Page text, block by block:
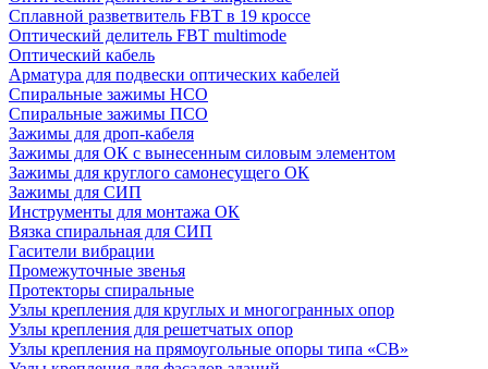
Сплавной разветвитель FBT в 19 кроссе
Оптический делитель FBT multimode
Оптический кабель
Арматура для подвески оптических кабелей
Спиральные зажимы НСО
Спиральные зажимы ПСО
Зажимы для дроп-кабеля
Зажимы для ОК с вынесенным силовым элементом
Зажимы для круглого самонесущего ОК
Зажимы для СИП
Инструменты для монтажа ОК
Вязка спиральная для СИП
Гасители вибрации
Промежуточные звенья
Протекторы спиральные
Узлы крепления для круглых и многогранных опор
Узлы крепления для решетчатых опор
Узлы крепления на прямоугольные опоры типа «СВ»